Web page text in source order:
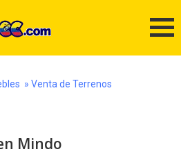
» Venta de Terrenos
Mindo